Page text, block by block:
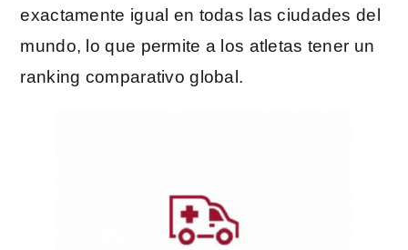
exactamente igual en todas las ciudades del
mundo, lo que permite a los atletas tener un
ranking comparativo global.